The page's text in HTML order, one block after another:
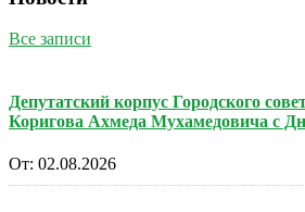
Все записи
Депутатский корпус Городского
Коригова Ахмеда Мухамедовича с
От: 02.08.2026